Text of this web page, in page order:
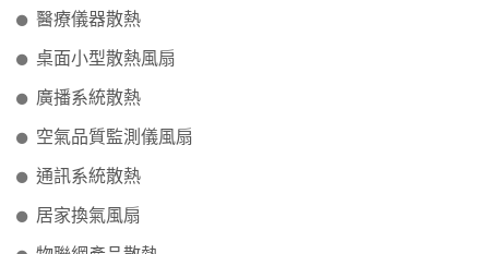
醫療儀器散熱
桌面小型散熱風扇
廣播系統散熱
空氣品質監測儀風扇
通訊系統散熱
居家換氣風扇